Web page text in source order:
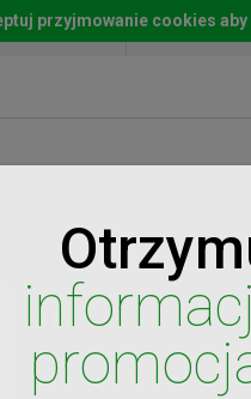
konto Lista
przyjmowanie cookies